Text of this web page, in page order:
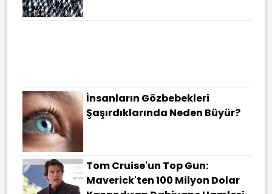
İnsanların Gözbebekleri
Şaşırdıklarında Neden Büyür?
Tom Cruise'un Top Gun:
Maverick'ten 100 Milyon Dolar